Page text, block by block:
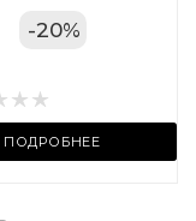
-20%
ПОДРОБНЕЕ